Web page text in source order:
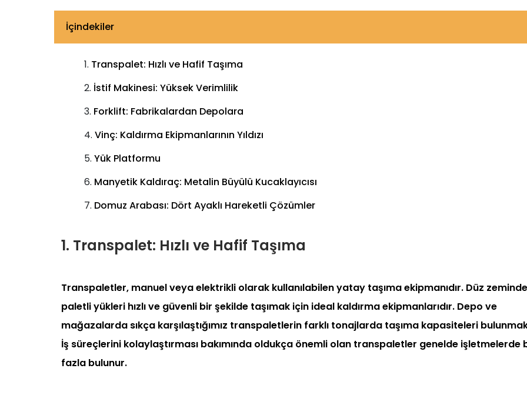
İçindekiler
Transpalet: Hızlı ve Hafif Taşıma
İstif Makinesi: Yüksek Verimlilik
Forklift: Fabrikalardan Depolara
Vinç: Kaldırma Ekipmanlarının Yıldızı
Yük Platformu
Manyetik Kaldıraç: Metalin Büyülü Kucaklayıcısı
Domuz Arabası: Dört Ayaklı Hareketli Çözümler
1. Transpalet: Hızlı ve Hafif Taşıma
Transpaletler, manuel veya elektrikli olarak kullanılabilen yatay taşıma ekipmanıdır. Düz zeminde
paletli yükleri hızlı ve güvenli bir şekilde taşımak için ideal kaldırma ekipmanlarıdır. Depo ve
mağazalarda sıkça karşılaştığımız transpaletlerin farklı tonajlarda taşıma kapasiteleri
İş süreçlerini kolaylaştırması bakımında oldukça önemli olan transpaletler genelde işletmelerde
fazla bulunur.